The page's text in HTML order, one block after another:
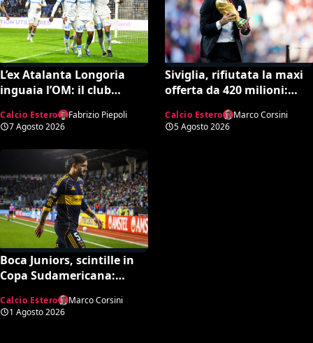
L’ex Atalanta Longoria
inguaia l’OM: il club
Ligue 2 e svende tutti i
suoi pezzi pregiati
Calcio Estero
Fabrizio Piepoli
7 Agosto 2026
Siviglia, rifiutata la maxi
offerta da 420 milioni:
clausola “anti-Ramos”
Calcio Estero
Marco Corsini
5 Agosto 2026
Boca Juniors, scintille in
Copa Sudamericana:
Roldán e Paredes
Calcio Estero
Marco Corsini
1 Agosto 2026